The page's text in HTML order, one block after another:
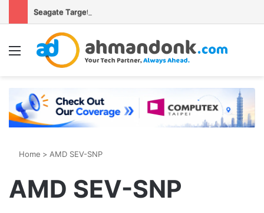
Menu
Home > AMD SEV-SNP
AMD SEV-SNP